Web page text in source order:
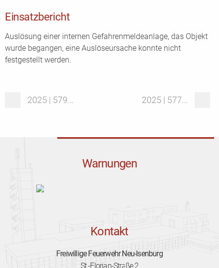
Einsatzbericht
Auslösung einer internen Gefahrenmeldeanlage, das Objekt
wurde begangen, eine Auslöseursache konnte nicht
festgestellt werden.
2025 | 579... 2025 | 577...
Warnungen
Kontakt
Freiwillige Feuerwehr Neu-Isenburg
St.-Florian-Straße 2